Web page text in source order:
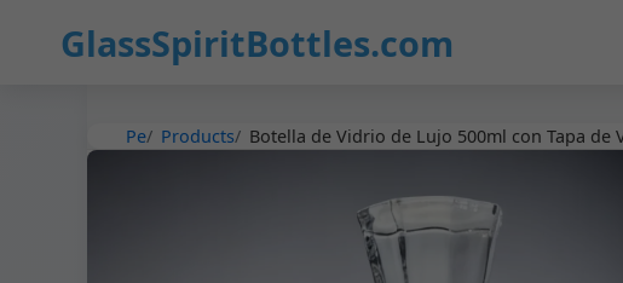
GlassSpiritBottles.com
Pe Products Botella de Vidrio de Lujo 500ml con Tapa